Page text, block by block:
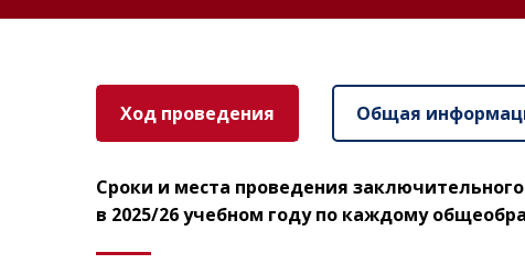
Ход проведения Общая
Сроки и места проведения
в 2025/26 учебном году по каждому